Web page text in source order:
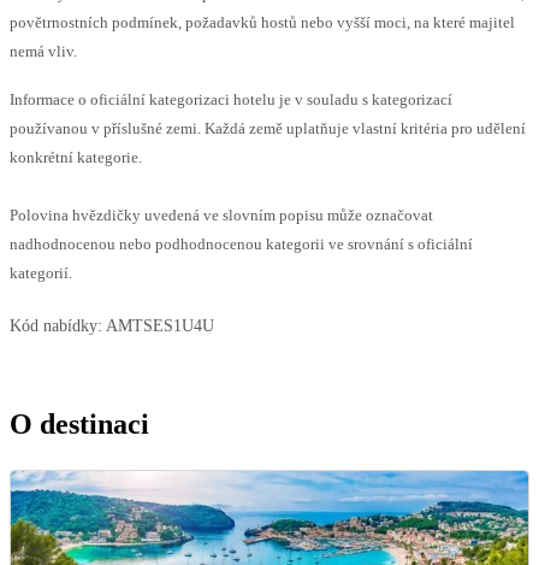
povětrnostních podmínek, požadavků hostů nebo vyšší moci, na které majitel
nemá vliv.
Informace o oficiální kategorizaci hotelu je v souladu s kategorizací
používanou v příslušné zemi. Každá země uplatňuje vlastní kritéria pro udělení
konkrétní kategorie.
Polovina hvězdičky uvedená ve slovním popisu může označovat
nadhodnocenou nebo podhodnocenou kategorii ve srovnání s oficiální
kategorií.
Kód nabídky: AMTSES1U4U
O destinaci